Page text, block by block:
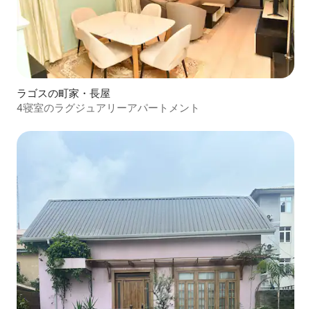
ラゴスの町家・長屋
4寝室のラグジュアリーアパートメント